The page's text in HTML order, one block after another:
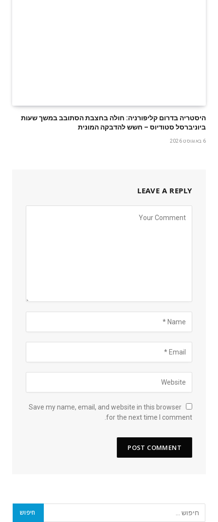
היסטריה בדרום קליפורניה: חולה בחצבת הסתובב במשך שעות
ביוניברסל סטודיוס – חשש להדבקה המונית
6 באוגוסט 2026
LEAVE A REPLY
Save my name, email, and website in this browser
for the next time I comment.